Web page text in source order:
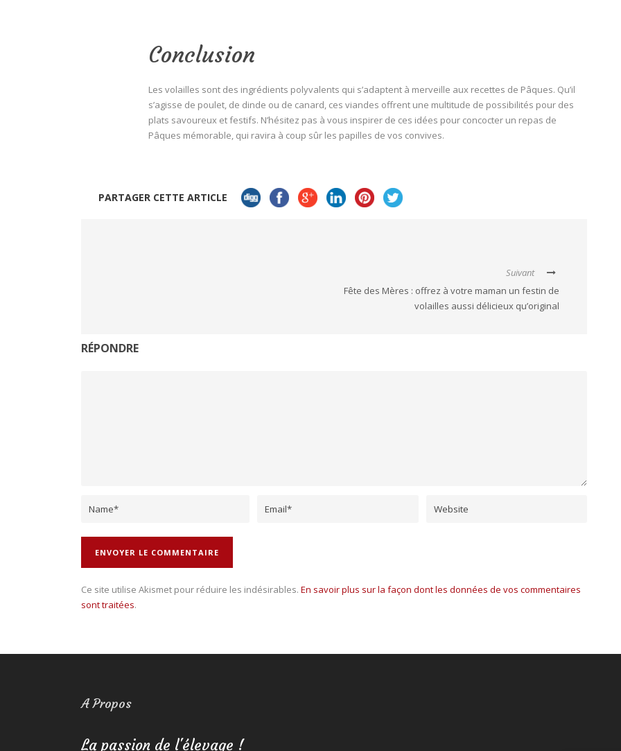
Conclusion
Les volailles sont des ingrédients polyvalents qui s’adaptent à merveille aux recettes de Pâques. Qu’il
s’agisse de poulet, de dinde ou de canard, ces viandes offrent une multitude de possibilités pour des
plats savoureux et festifs. N’hésitez pas à vous inspirer de ces idées pour concocter un repas de
Pâques mémorable, qui ravira à coup sûr les papilles de vos convives.
PARTAGER CETTE ARTICLE
Suivant
Fête des Mères : offrez à votre maman un festin de
volailles aussi délicieux qu’original
RÉPONDRE
Ce site utilise Akismet pour réduire les indésirables. En savoir plus sur la façon dont les données de vos commentaires
sont traitées.
A Propos
La passion de l'élevage !